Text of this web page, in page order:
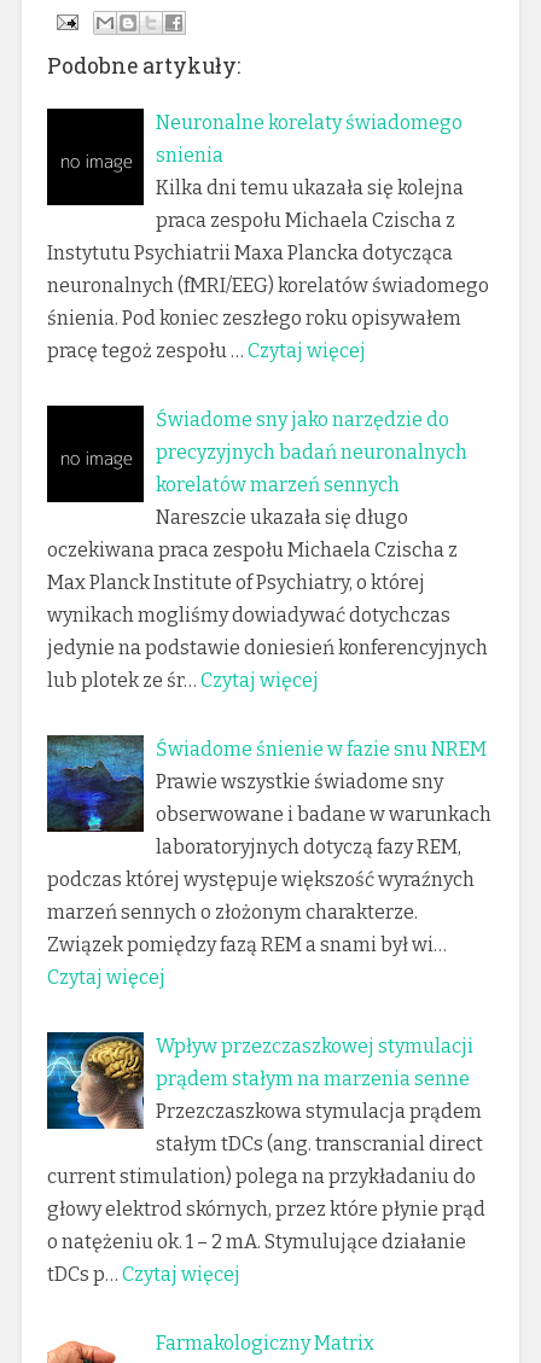
Podobne artykuły:
Neuronalne korelaty świadomego
snienia
Kilka dni temu ukazała się kolejna
praca zespołu Michaela Czischa z
Instytutu Psychiatrii Maxa Plancka dotycząca
neuronalnych (fMRI/EEG) korelatów świadomego
śnienia. Pod koniec zeszłego roku opisywałem
pracę tegoż zespołu … Czytaj więcej
Świadome sny jako narzędzie do
precyzyjnych badań neuronalnych
korelatów marzeń sennych
Nareszcie ukazała się długo
oczekiwana praca zespołu Michaela Czischa z
Max Planck Institute of Psychiatry, o której
wynikach mogliśmy dowiadywać dotychczas
jedynie na podstawie doniesień konferencyjnych
lub plotek ze śr… Czytaj więcej
Świadome śnienie w fazie snu NREM
Prawie wszystkie świadome sny
obserwowane i badane w warunkach
laboratoryjnych dotyczą fazy REM,
podczas której występuje większość wyraźnych
marzeń sennych o złożonym charakterze.
Związek pomiędzy fazą REM a snami był wi…
Czytaj więcej
Wpływ przezczaszkowej stymulacji
prądem stałym na marzenia senne
Przezczaszkowa stymulacja prądem
stałym tDCs (ang. transcranial direct
current stimulation) polega na przykładaniu do
głowy elektrod skórnych, przez które płynie prąd
o natężeniu ok. 1 – 2 mA. Stymulujące działanie
tDCs p… Czytaj więcej
Farmakologiczny Matrix